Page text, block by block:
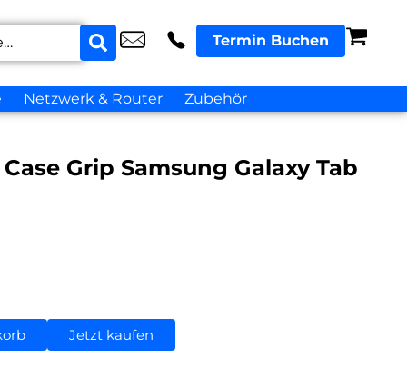
Termin Buchen
Netzwerk & Router Zubehör
Grip Samsung Galaxy Tab
Jetzt kaufen